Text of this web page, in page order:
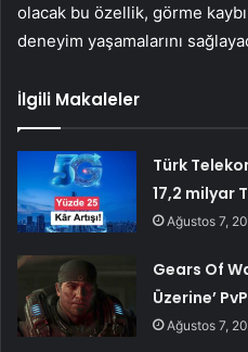
olacak bu özellik, görme
deneyim yaşamalarını
İlgili Makaleler
Türk
17,2 milyar
Ağustos 7,
Gears Of
Üzerine’
Ağustos 7,